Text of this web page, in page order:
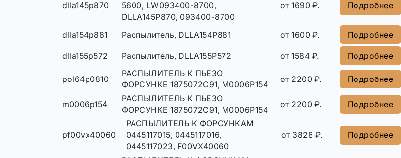
dlla145p870
5600, LW093400-8700,
DLLA145P870, 093400-8700
от 1690 ₽. Подробнее
dlla154p881 Распылитель, DLLA154P881 от 1600 ₽. Подробнее
dlla155p572 Распылитель, DLLA155P572 от 1584 ₽. Подробнее
pol64p0810
РАСПЫЛИТЕЛЬ К ПЬЕЗО
ФОРСУНКЕ 1875072C91, M0006P154
от 2200 ₽. Подробнее
m0006p154
РАСПЫЛИТЕЛЬ К ПЬЕЗО
ФОРСУНКЕ 1875072C91, M0006P154
от 2200 ₽. Подробнее
pf00vx40060
РАСПЫЛИТЕЛЬ К ФОРСУНКАМ
0445117015, 0445117016,
0445117023, F00VX40060
от 3828 ₽. Подробнее